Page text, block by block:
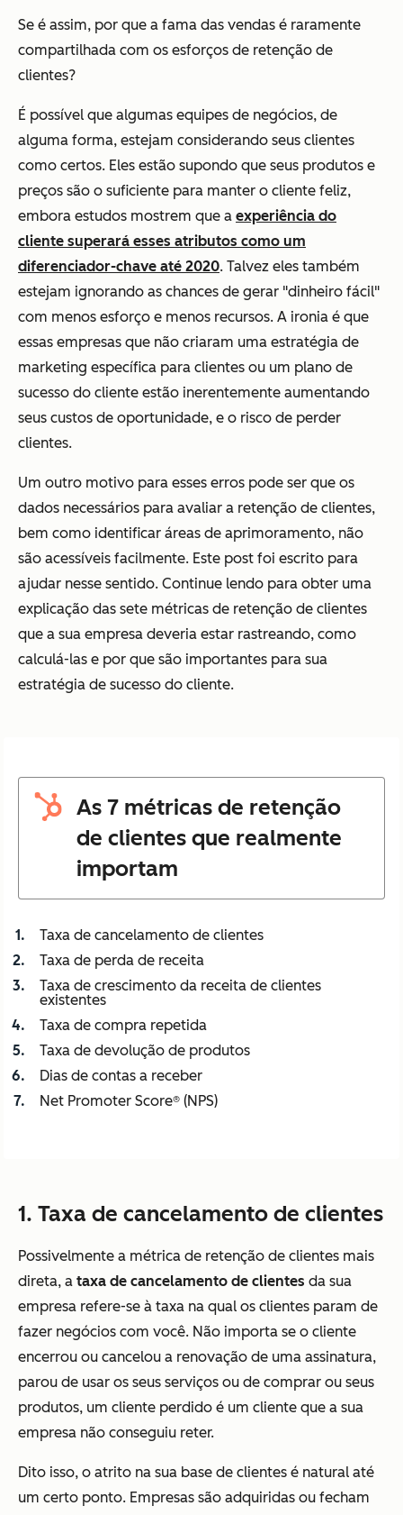
Se é assim, por que a fama das vendas é raramente
compartilhada com os esforços de retenção de
clientes?
É possível que algumas equipes de negócios, de
alguma forma, estejam considerando seus clientes
como certos. Eles estão supondo que seus produtos e
preços são o suficiente para manter o cliente feliz,
embora estudos mostrem que a experiência do
cliente superará esses atributos como um
diferenciador-chave até 2020. Talvez eles também
estejam ignorando as chances de gerar "dinheiro fácil"
com menos esforço e menos recursos. A ironia é que
essas empresas que não criaram uma estratégia de
marketing específica para clientes ou um plano de
sucesso do cliente estão inerentemente aumentando
seus custos de oportunidade, e o risco de perder
clientes.
Um outro motivo para esses erros pode ser que os
dados necessários para avaliar a retenção de clientes,
bem como identificar áreas de aprimoramento, não
são acessíveis facilmente. Este post foi escrito para
ajudar nesse sentido. Continue lendo para obter uma
explicação das sete métricas de retenção de clientes
que a sua empresa deveria estar rastreando, como
calculá-las e por que são importantes para sua
estratégia de sucesso do cliente.
As 7 métricas de retenção
de clientes que realmente
importam
Taxa de cancelamento de clientes
Taxa de perda de receita
Taxa de crescimento da receita de clientes
existentes
Taxa de compra repetida
Taxa de devolução de produtos
Dias de contas a receber
Net Promoter Score® (NPS)
1. Taxa de cancelamento de clientes
Possivelmente a métrica de retenção de clientes mais
direta, a taxa de cancelamento de clientes da sua
empresa refere-se à taxa na qual os clientes param de
fazer negócios com você. Não importa se o cliente
encerrou ou cancelou a renovação de uma assinatura,
parou de usar os seus serviços ou de comprar ou seus
produtos, um cliente perdido é um cliente que a sua
empresa não conseguiu reter.
Dito isso, o atrito na sua base de clientes é natural até
um certo ponto. Empresas são adquiridas ou fecham